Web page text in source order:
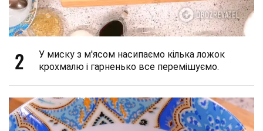
2
У миску з м'ясом насипаємо кілька ложок
крохмалю і гарненько все перемішуємо.